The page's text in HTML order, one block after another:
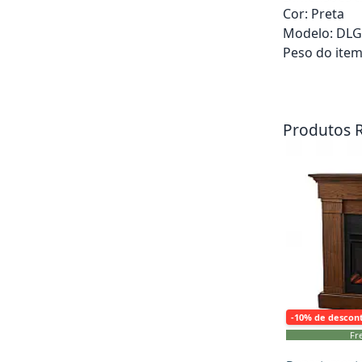
Cor: Preta
Modelo:
Peso do
Produtos
-10% de
Adicionar ao